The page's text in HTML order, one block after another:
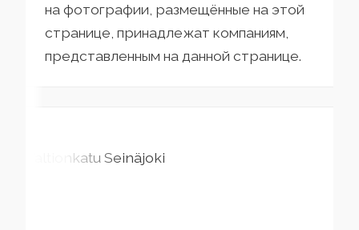
на фотографии, размещённые на этой
странице, принадлежат компаниям,
представленным на данной странице.
Valtionkatu Seinäjoki